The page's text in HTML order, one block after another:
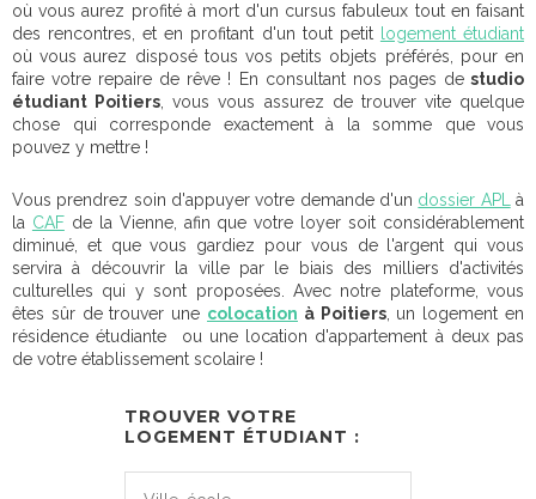
où vous aurez profité à mort d'un cursus fabuleux tout en faisant
des rencontres, et en profitant d'un tout petit
logement étudiant
où vous aurez disposé tous vos petits objets préférés, pour en
faire votre repaire de rêve ! En consultant nos pages destudio
étudiant Poitiers , vous vous assurez de trouver vite quelque
chose qui corresponde exactement à la somme que vous
pouvez y mettre !
Vous prendrez soin d'appuyer votre demande d'un dossier APL
à
la CAFde la Vienne, afin que votre loyer soit considérablement
diminué, et que vous gardiez pour vous de l'argent qui vous
servira à découvrir la ville par le biais des milliers d'activités
culturelles qui y sont proposées. Avec notre plateforme, vous
êtes sûr de trouver une colocation à Poitiers, un logement en
résidence étudiante ou une location d'appartement à deux pas
de votre établissement scolaire !
TROUVER VOTRE
LOGEMENT ÉTUDIANT :